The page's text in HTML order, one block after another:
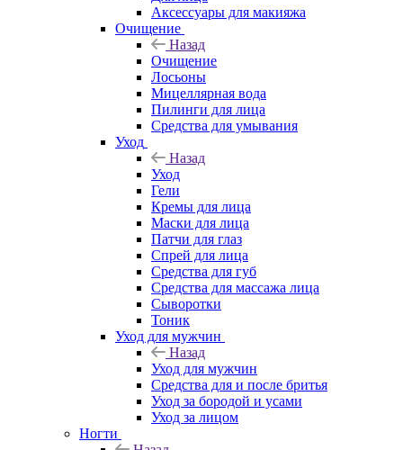
Аксессуары для макияжа
Очищение
Назад
Очищение
Лосьоны
Мицеллярная вода
Пилинги для лица
Средства для умывания
Уход
Назад
Уход
Гели
Кремы для лица
Маски для лица
Патчи для глаз
Спрей для лица
Средства для губ
Средства для массажа лица
Сыворотки
Тоник
Уход для мужчин
Назад
Уход для мужчин
Средства для и после бритья
Уход за бородой и усами
Уход за лицом
Ногти